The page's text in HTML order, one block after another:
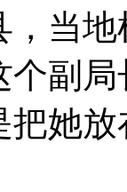
当
个副
把她